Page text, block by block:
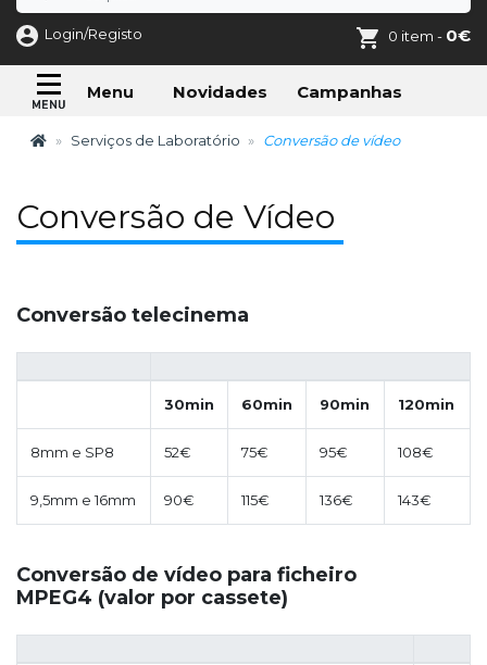
Login/Registo 0 item - 0€
Menu Novidades Campanhas
Serviços de Laboratório Conversão de vídeo
Conversão de Vídeo
Conversão telecinema
30min 60min 90min 120min
8mm e SP8 52€ 75€ 95€ 108€
9,5mm e 16mm 90€ 115€ 136€ 143€
Conversão de vídeo para ficheiro
MPEG4 (valor por cassete)